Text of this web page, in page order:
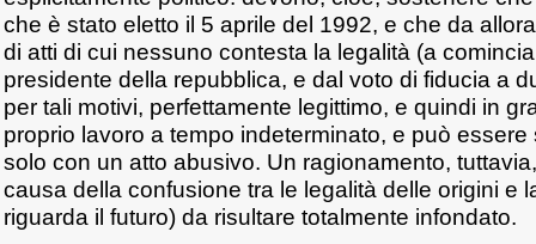
che è stato eletto il 5 aprile del 1992, e che da
di atti di cui nessuno contesta la legalità (a
presidente della repubblica, e dal voto di fiducia a
per tali motivi, perfettamente legittimo, e quindi in
proprio lavoro a tempo indeterminato, e può
solo con un atto abusivo. Un ragionamento,
causa della confusione tra le legalità delle origini e
riguarda il futuro) da risultare totalmente infondato.